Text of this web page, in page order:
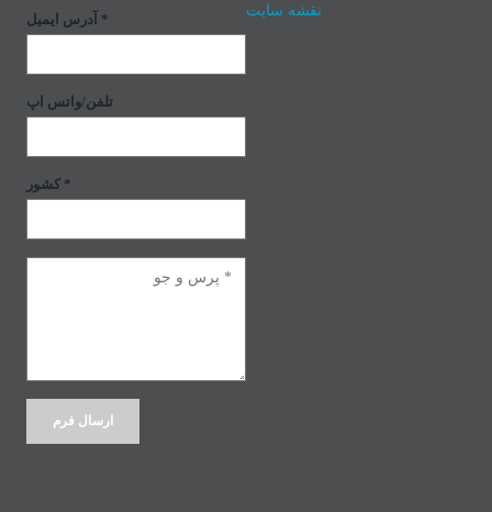
نقشه سایت
آدرس ایمیل *
تلفن/واتس اپ
کشور *